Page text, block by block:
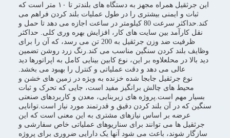
این جرثقیل همراه مجهز به دستگاه های بلندتر تا ۱۰ متر است که
ثبات و ایمنی بیشتری را در طول عملیات بلند کردن فراهم می
کند.حداکثر سرعت 80 کیلومتر در ساعت اجازه می دهد تا حمل و
نقل کارآمد بین سایت های کار، افزایش بهره وری کلی. حداکثر
ظرفیت ضد وزن جرثقیل به 200 تن می رسد، که آن را برای
وظایف بلند کردن سنگین مناسب می کند.رنگ زرد روشن تضمین
دید بالا در محلعلاوه بر این، نوع کابین بینایی کامل به اپراتورها دید
عالی می دهد و دقت عملیاتی و کنترل را بهبود می بخشد.
نوع جرثقیل جابجا شده خزنده به ویژه در زمین های خشن و
محیط های چالش برانگیز مفید است، جایی که تحرک و ثبات
بسیار مهم است.پروژه های زیربنایی، معدن و کاربردهای صنعتی
سنگین که در آن بلند کردن دقیق و قدرتمند مورد نیاز است.توانایی
عرضه بر اساس نیازهای مشتری به این معنی است که این
جرثقیل ها می توانند برای سناریوهای عملیاتی خاص سفارشی و
سازگار شوند، باعث می شود آنها یک دارایی ضروری برای پروژه